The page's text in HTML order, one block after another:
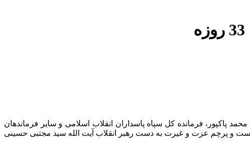
پاکپور، فرمانده کل سپاه پاسداران انقلاب اسلامی و سایر فرماندهان
و پرچم عزت و غیرت به دست رهبر انقلاب آیت الله سید مجتبی حسینی